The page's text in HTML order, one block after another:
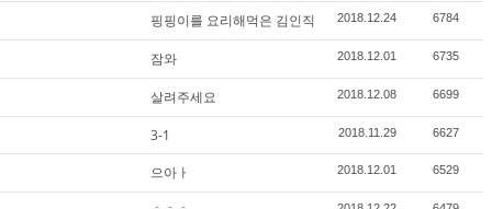
핑핑이를 요리해먹은 김인직 2018.12.24 6784
잠와 2018.12.01 6735
살려주세요 2018.12.08 6699
3-1 2018.11.29 6627
으아ㅏ 2018.12.01 6529